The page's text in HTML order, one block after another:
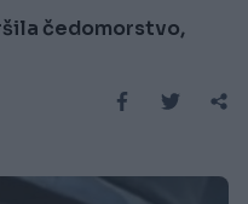
čedomorstvo,